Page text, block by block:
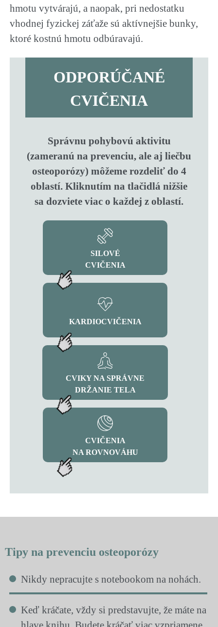
hmotu vytvárajú, a naopak, pri nedostatku
vhodnej fyzickej záťaže sú aktívnejšie bunky,
ktoré kostnú hmotu odbúravajú.
ODPORÚČANÉ
CVIČENIA
Správnu pohybovú aktivitu
(zameranú na prevenciu, ale aj liečbu
osteoporózy) môžeme rozdeliť do 4
oblastí. Kliknutím na tlačidlá nižšie
sa dozviete viac o každej z oblastí.
SILOVÉ
CVIČENIA
KARDIOCVIČENIA
CVIKY NA SPRÁVNE
DRŽANIE TELA
CVIČENIA
NA ROVNOVÁHU
Tipy na prevenciu osteoporózy
Nikdy nepracujte s notebookom na nohách.
Keď kráčate, vždy si predstavujte, že máte na